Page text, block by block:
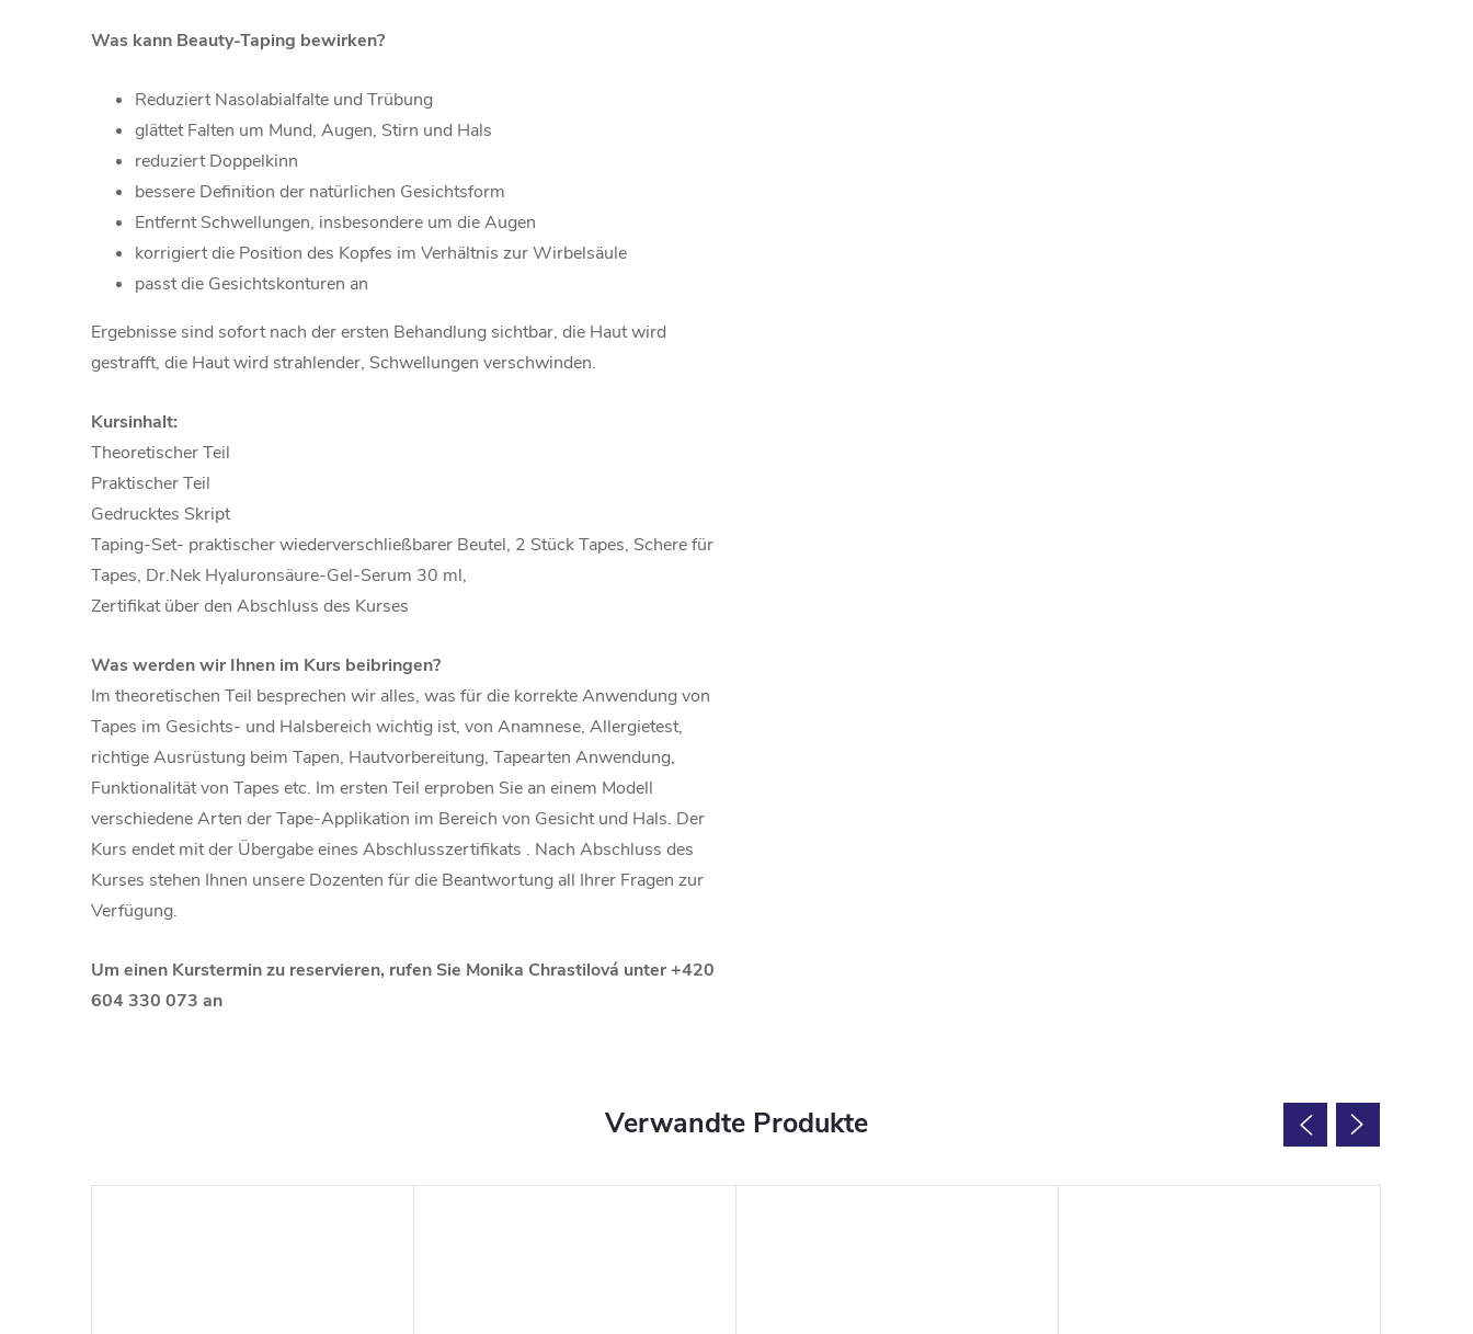
Was kann Beauty-Taping bewirken?
Reduziert Nasolabialfalte und Trübung
glättet Falten um Mund, Augen, Stirn und Hals
reduziert Doppelkinn
bessere Definition der natürlichen Gesichtsform
Entfernt Schwellungen, insbesondere um die Augen
korrigiert die Position des Kopfes im Verhältnis zur Wirbelsäule
passt die Gesichtskonturen an
Ergebnisse sind sofort nach der ersten Behandlung sichtbar, die Haut wird
gestrafft, die Haut wird strahlender, Schwellungen verschwinden.
Kursinhalt:
Theoretischer Teil
Praktischer Teil
Gedrucktes Skript
Taping-Set- praktischer wiederverschließbarer Beutel, 2 Stück Tapes, Schere für
Tapes, Dr.Nek Hyaluronsäure-Gel-Serum 30 ml,
Zertifikat über den Abschluss des Kurses
Was werden wir Ihnen im Kurs beibringen?
Im theoretischen Teil besprechen wir alles, was für die korrekte Anwendung von
Tapes im Gesichts- und Halsbereich wichtig ist, von Anamnese, Allergietest,
richtige Ausrüstung beim Tapen, Hautvorbereitung, Tapearten Anwendung,
Funktionalität von Tapes etc. Im ersten Teil erproben Sie an einem Modell
verschiedene Arten der Tape-Applikation im Bereich von Gesicht und Hals. Der
Kurs endet mit der Übergabe eines Abschlusszertifikats . Nach Abschluss des
Kurses stehen Ihnen unsere Dozenten für die Beantwortung all Ihrer Fragen zur
Verfügung.
Um einen Kurstermin zu reservieren, rufen Sie Monika Chrastilová unter +420
604 330 073 an
Verwandte Produkte